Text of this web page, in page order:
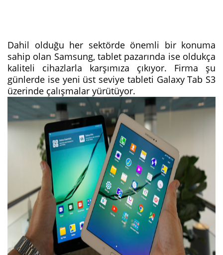
Dahil olduğu her sektörde önemli bir konuma
sahip olan Samsung, tablet pazarında ise oldukça
kaliteli cihazlarla karşımıza çıkıyor. Firma şu
günlerde ise yeni üst seviye tableti Galaxy Tab S3
üzerinde çalışmalar yürütüyor.